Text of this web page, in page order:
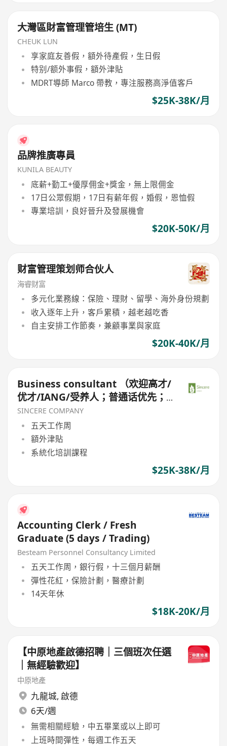
大灣區財富管理管培生 (MT)
CHEUK LUN
享家庭友善假，額外待產假，生日假
特别/额外事假，額外津貼
MDRT導師 Marco 帶教，專注服務高淨值客戶
$25K-38K/月
品牌推廣專員
KUNILA BEAUTY
底薪+勤工+優厚佣金+獎金，無上限佣金
17日公眾假期，17日有薪年假，婚假，恩恤假
專業培訓，良好晉升及發展機會
$20K-50K/月
财富管理策划师合伙人
海睿财富
多元化業務線：保險、理財、留學、海外身份規劃
收入逐年上升，客戶累積，越老越吃香
自主安排工作節奏，兼顧事業與家庭
$20K-40K/月
Business consultant （欢迎高才/
优才/IANG/受养人；普通话优先；
可转正/续签）
SINCERE COMPANY
五天工作周
額外津貼
系統化培訓課程
$25K-38K/月
Accounting Clerk / Fresh
Graduate (5 days / Trading)
Besteam Personnel Consultancy Limited
五天工作周，銀行假，十三個月薪酬
彈性花紅，保險計劃，醫療計劃
14天年休
$18K-20K/月
【中原地產啟德招聘｜三個班次任選
｜無經驗歡迎】
中原地產
九龍城, 啟德
6天/週
無需相關經驗，中五畢業或以上即可
上班時間彈性，每週工作五天